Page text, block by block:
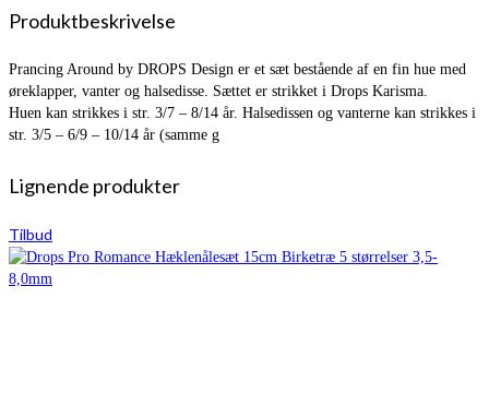
Produktbeskrivelse
Prancing Around by DROPS Design er et sæt bestående af en fin hue med
øreklapper, vanter og halsedisse. Sættet er strikket i Drops Karisma.
Huen kan strikkes i str. 3/7 – 8/14 år. Halsedissen og vanterne kan strikkes i
str. 3/5 – 6/9 – 10/14 år (samme g
Lignende produkter
Tilbud